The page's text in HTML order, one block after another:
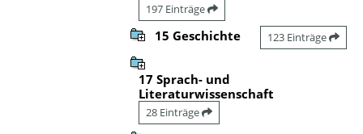
197 Einträge
15 Geschichte 123 Einträge
17 Sprach- und
Literaturwissenschaft
28 Einträge